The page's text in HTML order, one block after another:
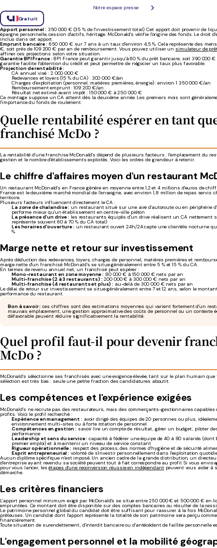
Notre espace presse
Gratuit
Simulation : quel montage financier pour
Prenons l'exemple d'un candidat qui vise l'ouverture d'un restaurant McDonald's avec un
000 €.
Apport personnel : 350 000 € (35 % de l'investissement total). Cet apport doit provenir de
épargne personnelle, cession d'actifs, héritage. McDonald's vérifie l'origine des fonds. Le droit
inclus dans cet apport.
Emprunt bancaire : 650 000 € sur 7 ans à un taux d'environ 4,5 %. Cela représente des
€, soit près de 109 200 € par an de remboursement. Vous pouvez utiliser un simulateur de
affiner ces projections selon votre situation.
Garantie BPI France : BPI France peut garantir jusqu'à 60 % du prêt bancaire, soit 390 000 €
garantie facilite l'obtention du crédit et peut permettre de négocier un taux plus favorable.
Projection de rentabilité :
CA annuel visé : 2 000 000 €
Redevances et loyers (15 % du CA) : 300 000 €/an
Charges d'exploitation (personnel, matières premières, énergie) : environ 1 350 000 €/an
Remboursement emprunt : 109 200 €/an
Résultat net estimé avant impôt : 150 000 € à 250 000 €
Ce montage suppose un CA atteint dès la deuxième année. Les premiers mois sont
l'importance du fonds de roulement.
Quelle rentabilité espérer en tant
franchisé McDo ?
La rentabilité d'une franchise McDonald's dépend de plusieurs facteurs : l'emplacement du
gestion et le nombre d'établissements exploités. Voici les ordres de grandeur à retenir.
Le chiffre d'affaires moyen d'un restaurant
Un restaurant McDonald's en France génère en moyenne entre 1,2 et 4 millions d'euros de
France est le deuxième marché mondial de l'enseigne, avec environ 1,8 million de repas servis
territoire.
Plusieurs facteurs influencent directement le CA :
La zone de chalandise : un restaurant situé sur une aire d'autoroute ou en périphérie
performe mieux qu'un établissement en centre-ville piéton
La présence d'un drive : les restaurants équipés d'un drive réalisent un CA nettement
représente souvent 60 à 70 % du CA total)
Les horaires d'ouverture : un restaurant ouvert 24h/24 capte une clientèle nocturne qui
%
Marge nette et retour sur investissement
Après déduction des redevances, loyers, charges de personnel, matières premières et
marge nette d'un franchisé McDonald's se situe généralement entre 5 % et 15 % du CA.
En termes de revenu annuel net, un franchisé peut espérer :
Mono-restaurant en zone moyenne : 80 000 € à 150 000 € nets par an
Multi-franchise (2 à 3 restaurants) : 200 000 € à 300 000 € nets par an
Multi-franchise (4 restaurants et plus) : au-delà de 300 000 € nets par an
Le délai de retour sur investissement se situe généralement entre 7 et 12 ans, selon le
performance du restaurant.
Bon à savoir : ces chiffres sont des estimations moyennes qui varient fortement d'un
mauvais emplacement, une gestion approximative des coûts de personnel ou un contexte
défavorable peuvent réduire significativement la rentabilité.
Quel profil faut-il pour devenir
McDo ?
McDonald's sélectionne ses franchisés avec une exigence élevée, tant sur le plan humain
sélection est très bas : seule une petite fraction des candidatures aboutit.
Les compétences et l'expérience exigées
McDonald's ne recrute pas des restaurateurs, mais des commerçants-gestionnaires capables
profits. Voici le profil recherché :
Expérience en management : avoir dirigé des équipes de 20 personnes ou plus,
environnement multi-sites ou à forte rotation de personnel
Compétences en gestion : savoir lire un compte de résultat, gérer un budget, piloter
performance
Leadership et sens du service : capacité à fédérer une équipe de 40 à 80 salariés (dont
premier emploi) et à maintenir un niveau de service constant
Rigueur opérationnelle : respect des process, des normes d'hygiène et de sécurité
Esprit entrepreneurial : volonté de s'investir personnellement dans l'exploitation
Aucun diplôme spécifique n'est imposé. Un ancien cadre de la grande distribution, un
d'entreprise ayant revendu sa société peuvent tout à fait correspondre au profil. Si vous
pour vous lancer, lesétapes d'une reconversion réussie en indépendantpeuvent vous aider à
démarche.
Les critères financiers
L'apport personnel minimum exigé par McDonald's se situe entre 250 000 € et 500 000 € en
empruntées. Ce montant doit être disponible sur des comptes bancaires ou résulter de la
Le patrimoine personnel global du candidat doit être suffisant pour rassurer à la fois
prêteuses. Un candidat dont l'apport représente la totalité de son patrimoine sera perçu
financièrement.
Toute situation de surendettement, d'interdit bancaire ou d'antécédent de faillite personnelle
L'engagement personnel et la mobilité